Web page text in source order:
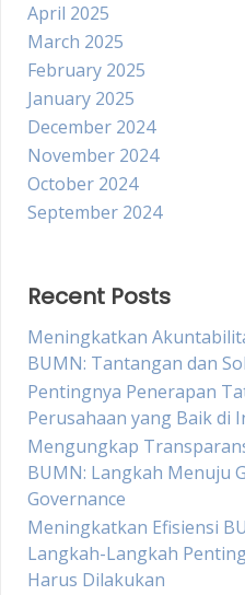
April 2025
March 2025
February 2025
January 2025
December 2024
November 2024
October 2024
September 2024
Recent Posts
Meningkatkan
BUMN: Tantangan dan
Pentingnya Penerapan
Perusahaan yang Baik di
Mengungkap
BUMN: Langkah Menuju
Governance
Meningkatkan Efisiensi
Langkah-Langkah
Harus Dilakukan